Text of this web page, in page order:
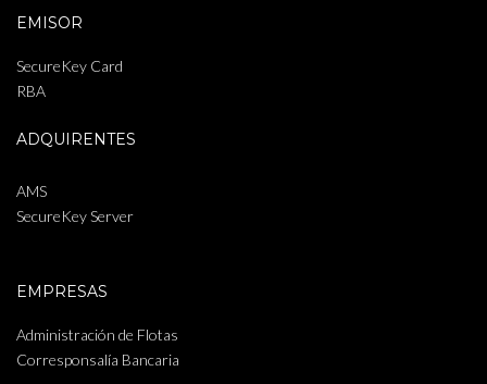
EMISOR
SecureKey Card
RBA
ADQUIRENTES
AMS
SecureKey Server
EMPRESAS
Administración de Flotas
Corresponsalía Bancaria